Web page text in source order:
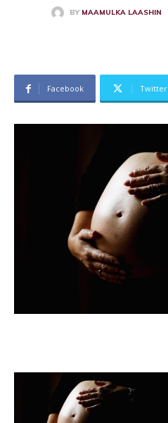
BY MAAMULKA LAASHIN
Facebook Twitter